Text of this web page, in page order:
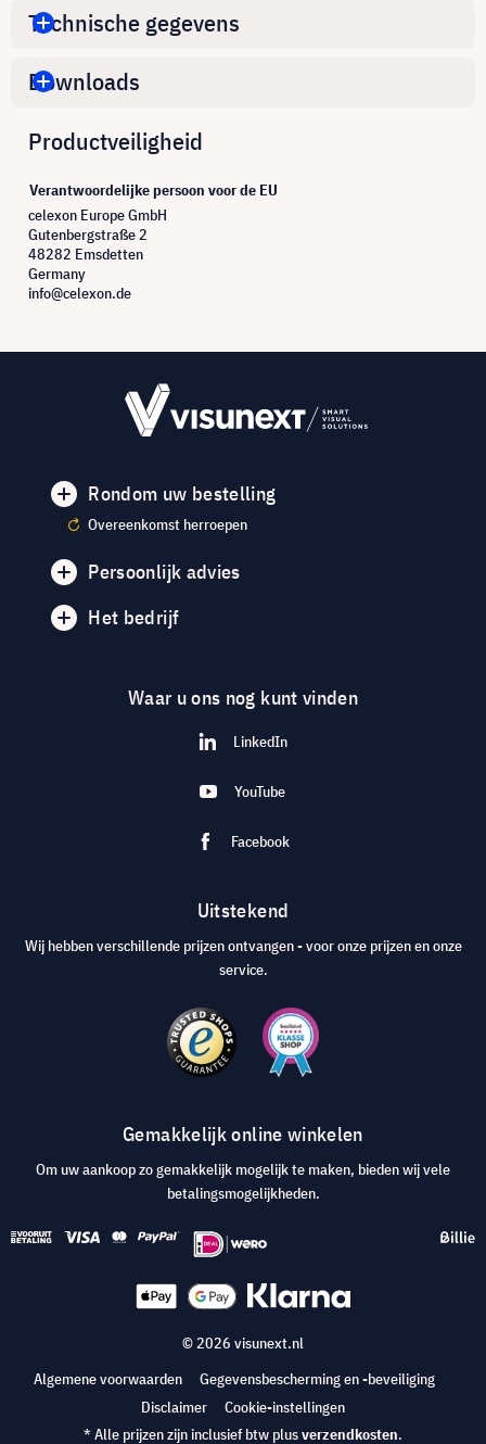
Technische gegevens
Downloads
Productveiligheid
Verantwoordelijke persoon voor de EU
celexon Europe GmbH
Gutenbergstraße 2
48282 Emsdetten
Germany
info@celexon.de
Rondom uw bestelling
Overeenkomst herroepen
Persoonlijk advies
Het bedrijf
Waar u ons nog kunt vinden
LinkedIn
YouTube
Facebook
Uitstekend
Wij hebben verschillende prijzen ontvangen - voor onze prijzen en onze
service.
Gemakkelijk online winkelen
Om uw aankoop zo gemakkelijk mogelijk te maken, bieden wij vele
betalingsmogelijkheden.
© 2026 visunext.nl
Algemene voorwaarden
Gegevensbescherming en -beveiliging
Disclaimer
Cookie-instellingen
* Alle prijzen zijn inclusief btw plusverzendkosten.